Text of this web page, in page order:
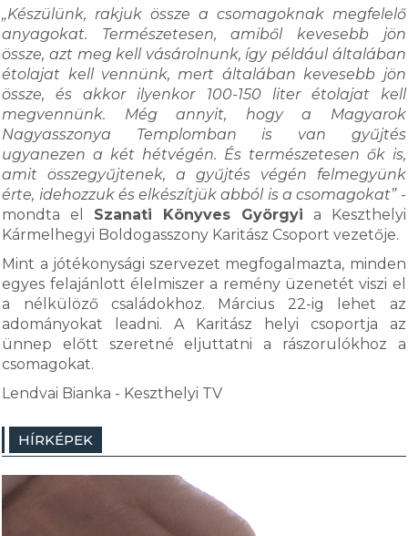
„Készülünk, rakjuk össze a csomagoknak megfelelő
anyagokat. Természetesen, amiből kevesebb jön
össze, azt meg kell vásárolnunk, így például általában
étolajat kell vennünk, mert általában kevesebb jön
össze, és akkor ilyenkor 100-150 liter étolajat kell
megvennünk. Még annyit, hogy a Magyarok
Nagyasszonya Templomban is van gyűjtés
ugyanezen a két hétvégén. És természetesen ők is,
amit összegyűjtenek, a gyűjtés végén felmegyünk
érte, idehozzuk és elkészítjük abból is a csomagokat”-
mondta el Szanati Könyves Györgyi a Keszthelyi
Kármelhegyi Boldogasszony Karitász Csoport vezetője.
Mint a jótékonysági szervezet megfogalmazta, minden
egyes felajánlott élelmiszer a remény üzenetét viszi el
a nélkülöző családokhoz. Március 22-ig lehet az
adományokat leadni. A Karitász helyi csoportja az
ünnep előtt szeretné eljuttatni a rászorulókhoz a
csomagokat.
Lendvai Bianka - Keszthelyi TV
HÍRKÉPEK